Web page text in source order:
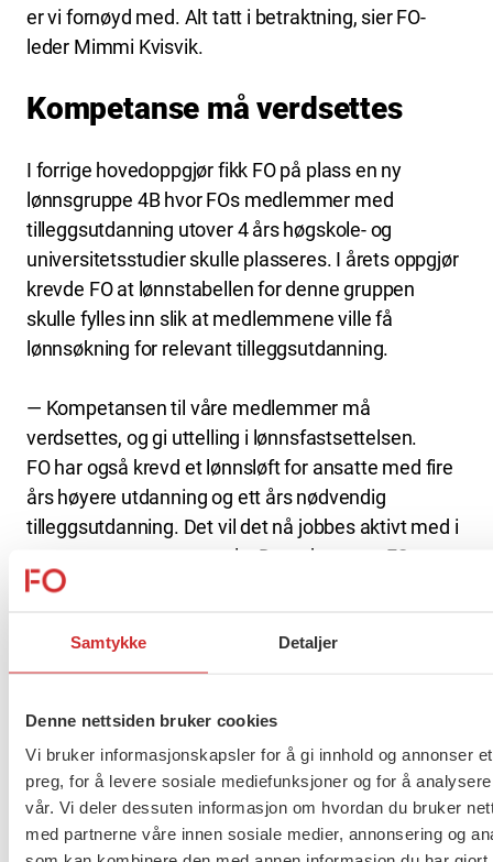
Samtykke Detaljer
Denne nettsiden bruker cookies
Vi bruker informasjonskapsler for å gi innhold og annonser
preg, for å levere sosiale mediefunksjoner og for å
vår. Vi deler dessuten informasjon om hvordan du bruker
med partnerne våre innen sosiale medier, annonsering og
er vi fornøyd med. Alt tatt i betraktning, sier FO-
leder Mimmi Kvisvik.
Kompetanse må verdsettes
I forrige hovedoppgjør fikk FO på plass en ny
lønnsgruppe 4B hvor FOs medlemmer med
tilleggsutdanning utover 4 års høgskole- og
universitetsstudier skulle plasseres. I årets oppgjør
krevde FO at lønnstabellen for denne gruppen
skulle fylles inn slik at medlemmene ville få
lønnsøkning for relevant tilleggsutdanning.
— Kompetansen til våre medlemmer må
verdsettes, og gi uttelling i lønnsfastsettelsen.
FO har også krevd et lønnsløft for ansatte med fire
års høyere utdanning og ett års nødvendig
tilleggsutdanning. Det vil det nå jobbes aktivt med i
et partsammensatt utvalg. Dette har vært FOs
viktigste krav og vi er tilfredse med resultatet – selv
Forbundsleder Mimmi Kvisvik.
Viktig gjennomslag for likelønn
FO har fått inn en bestemmelse i protokollen om at